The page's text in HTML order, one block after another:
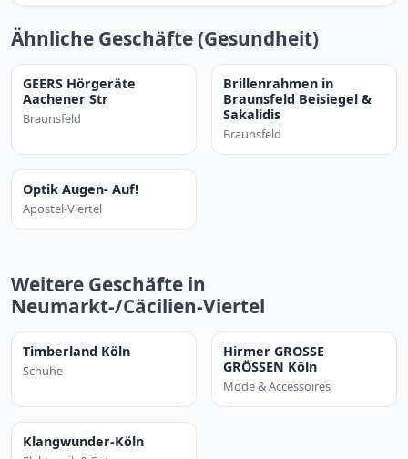
Ähnliche Geschäfte (Gesundheit)
GEERS Hörgeräte
Aachener Str
Braunsfeld
Brillenrahmen in
Braunsfeld Beisiegel &
Sakalidis
Braunsfeld
Optik Augen- Auf!
Apostel-Viertel
Weitere Geschäfte in
Neumarkt-/Cäcilien-Viertel
Timberland Köln
Schuhe
Hirmer GROSSE
GRÖSSEN Köln
Mode & Accessoires
Klangwunder-Köln